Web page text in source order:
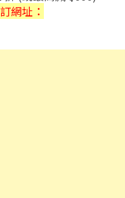
網址：